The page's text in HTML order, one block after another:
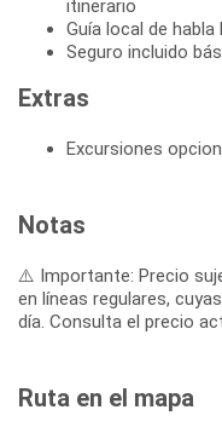
itinerario
Guía local de
Seguro incluido
Extras
Excursiones
Notas
⚠️ Importante: Precio
en líneas regulares,
día. Consulta el precio
Ruta en el mapa